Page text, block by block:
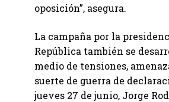
oposición”, asegura.
La campaña por la
República también se
medio de tensiones,
suerte de guerra de
jueves 27 de junio, Jorge